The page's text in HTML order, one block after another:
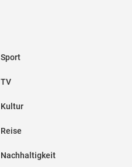
Sport
TV
Kultur
Reise
Nachhaltigkeit